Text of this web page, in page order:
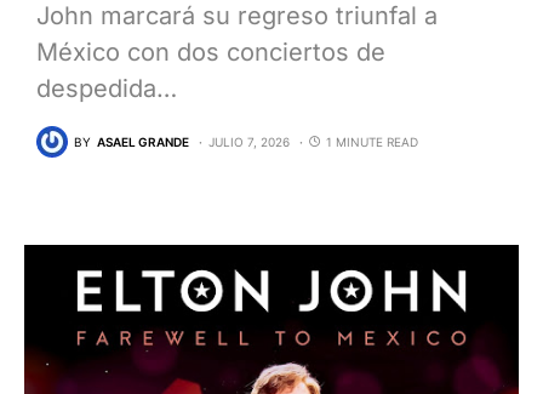
John marcará su regreso triunfal a
México con dos conciertos de
despedida…
BY ASAEL GRANDE JULIO 7, 2026 1 MINUTE READ